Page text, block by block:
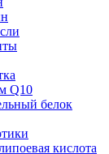
Q10
белок
кислота